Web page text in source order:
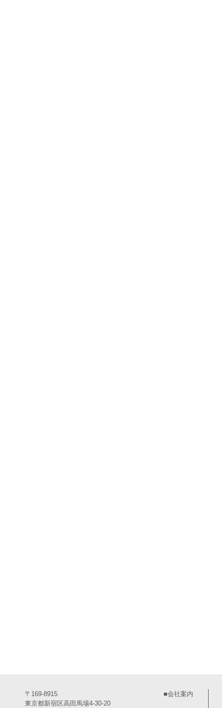
〒169-8915
東京都新宿区高田馬場4-30-20
■会社案内